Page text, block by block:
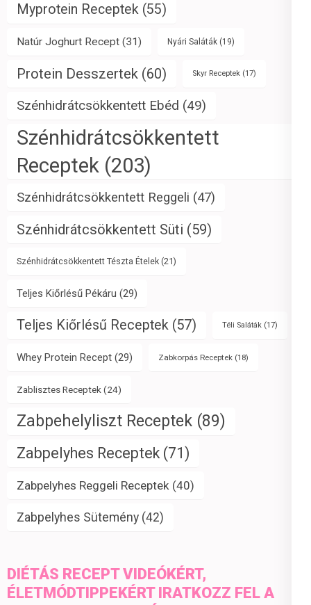
Myprotein Receptek (55)
Natúr Joghurt Recept (31) Nyári Saláták (19)
Protein Desszertek (60) Skyr Receptek (17)
Szénhidrátcsökkentett Ebéd (49)
Szénhidrátcsökkentett
Receptek (203)
Szénhidrátcsökkentett Reggeli (47)
Szénhidrátcsökkentett Süti (59)
Szénhidrátcsökkentett Tészta Ételek (21)
Teljes Kiőrlésű Pékáru (29)
Teljes Kiőrlésű Receptek (57) Téli Saláták (17)
Whey Protein Recept (29) Zabkorpás Receptek (18)
Zablisztes Receptek (24)
Zabpehelyliszt Receptek (89)
Zabpelyhes Receptek (71)
Zabpelyhes Reggeli Receptek (40)
Zabpelyhes Sütemény (42)
DIÉTÁS RECEPT VIDEÓKÉRT,
ÉLETMÓDTIPPEKÉRT IRATKOZZ FEL A